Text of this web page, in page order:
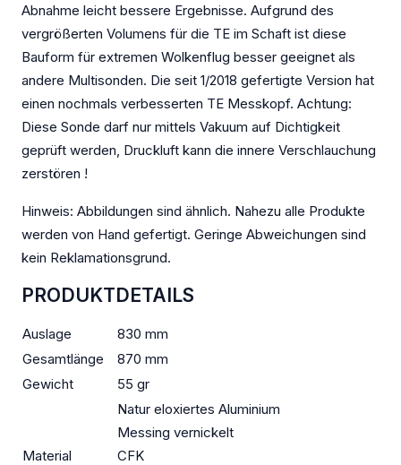
PILOT
Sauerstoff
SOLAR
Spezialangebote
TEK-Düsen
Transponder
Abnahme leicht bessere Ergebnisse. Aufgrund des
vergrößerten Volumens für die TE im Schaft ist diese
Bauform für extremen Wolkenflug besser geeignet als
andere Multisonden. Die seit 1/2018 gefertigte Version hat
einen nochmals verbesserten TE Messkopf. Achtung:
Diese Sonde darf nur mittels Vakuum auf Dichtigkeit
geprüft werden, Druckluft kann die innere Verschlauchung
zerstören !
Hinweis: Abbildungen sind ähnlich. Nahezu alle Produkte
werden von Hand gefertigt. Geringe Abweichungen sind
kein Reklamationsgrund.
PRODUKTDETAILS
Auslage
830 mm
Gesamtlänge
870 mm
Gewicht
55 gr
Material
Natur eloxiertes Aluminium
Messing vernickelt
CFK